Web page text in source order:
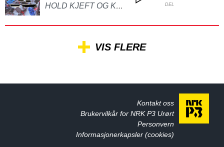
HOLD KJEFT OG KYSS MEG DEL
VIS FLERE
Kontakt oss
Brukervilkår for NRK P3 Urørt
Personvern
Informasjonerkapsler (cookies)